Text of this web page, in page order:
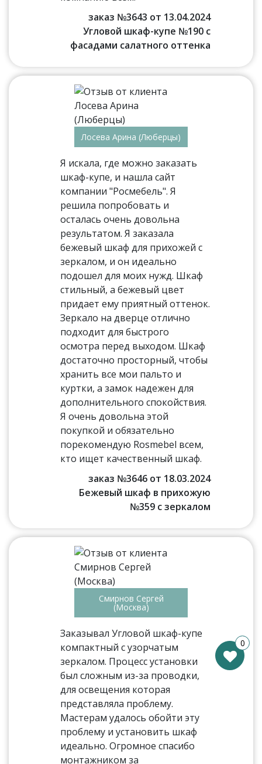
заказ №3643 от 13.04.2024
Угловой шкаф-купе №190 с
фасадами салатного оттенка
Лосева Арина (Люберцы)
Я искала, где можно заказать
шкаф-купе, и нашла сайт
компании "Росмебель". Я
решила попробовать и
осталась очень довольна
результатом. Я заказала
бежевый шкаф для прихожей с
зеркалом, и он идеально
подошел для моих нужд. Шкаф
стильный, а бежевый цвет
придает ему приятный оттенок.
Зеркало на дверце отлично
подходит для быстрого
осмотра перед выходом. Шкаф
достаточно просторный, чтобы
хранить все мои пальто и
куртки, а замок надежен для
дополнительного спокойствия.
Я очень довольна этой
покупкой и обязательно
порекомендую Rosmebel всем,
кто ищет качественный шкаф.
заказ №3646 от 18.03.2024
Бежевый шкаф в прихожую
№359 с зеркалом
Смирнов Сергей
(Москва)
Заказывал Угловой шкаф-купе
компактный с узорчатым
зеркалом. Процесс установки
был сложным из-за проводки,
для освещения которая
представляла проблему.
Мастерам удалось обойти эту
проблему и установить шкаф
идеально. Огромное спасибо
монтажником за
0